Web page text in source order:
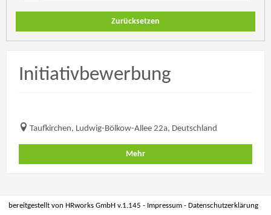
Zurücksetzen
Initiativbewerbung
Taufkirchen, Ludwig-Bölkow-Allee 22a, Deutschland
Mehr
bereitgestellt von HRworks GmbH v.1.145 - Impressum - Datenschutzerklärung